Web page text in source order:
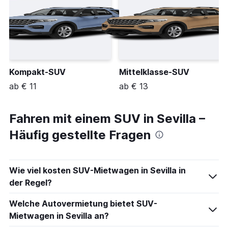
Kompakt-SUV
ab € 11
Mittelklasse-SUV
ab € 13
Fahren mit einem SUV in Sevilla –
Häufig gestellte Fragen
Wie viel kosten SUV-Mietwagen in Sevilla in
der Regel?
Welche Autovermietung bietet SUV-
Mietwagen in Sevilla an?